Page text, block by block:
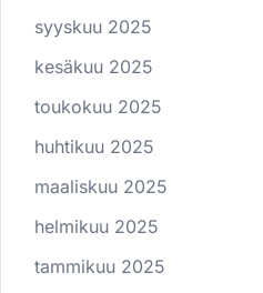
syyskuu 2025
kesäkuu 2025
toukokuu 2025
huhtikuu 2025
maaliskuu 2025
helmikuu 2025
tammikuu 2025